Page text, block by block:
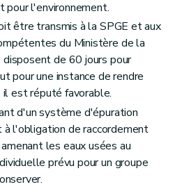
pour l'environnement.
être transmis à la SPGE et aux
du Ministère de la
de 60 jours pour
pour une instance de rendre
il est réputé favorable.
d'un système d'épuration
l'obligation de raccordement
les eaux usées au
prévu pour un groupe